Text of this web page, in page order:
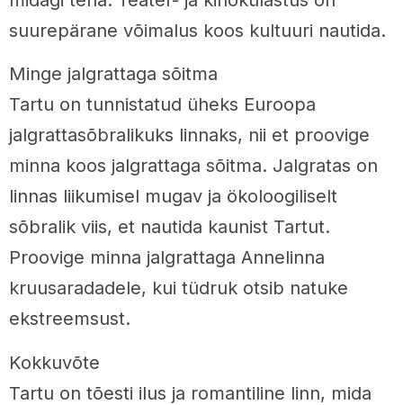
suurepärane võimalus koos kultuuri nautida.
Minge jalgrattaga sõitma
Tartu on tunnistatud üheks Euroopa
jalgrattasõbralikuks linnaks, nii et proovige
minna koos jalgrattaga sõitma. Jalgratas on
linnas liikumisel mugav ja ökoloogiliselt
sõbralik viis, et nautida kaunist Tartut.
Proovige minna jalgrattaga Annelinna
kruusaradadele, kui tüdruk otsib natuke
ekstreemsust.
Kokkuvõte
Tartu on tõesti ilus ja romantiline linn, mida